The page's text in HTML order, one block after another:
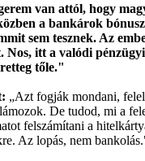
van attól, hogy
a bankárok
sem tesznek. Az
Nos, itt a valódi
tőle."
„Azt fogják mondani,
De tudod, mi a
felszámítani a
Az lopás, nem